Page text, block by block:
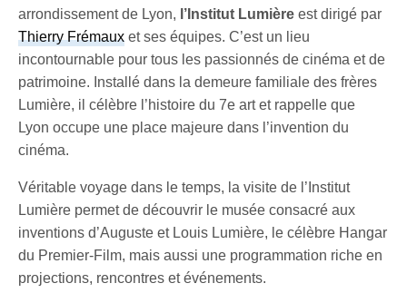
arrondissement de Lyon, l’Institut Lumière est dirigé par
Thierry Frémaux et ses équipes. C’est un lieu
incontournable pour tous les passionnés de cinéma et de
patrimoine. Installé dans la demeure familiale des frères
Lumière, il célèbre l’histoire du 7e art et rappelle que
Lyon occupe une place majeure dans l’invention du
cinéma.
Véritable voyage dans le temps, la visite de l’Institut
Lumière permet de découvrir le musée consacré aux
inventions d’Auguste et Louis Lumière, le célèbre Hangar
du Premier-Film, mais aussi une programmation riche en
projections, rencontres et événements.